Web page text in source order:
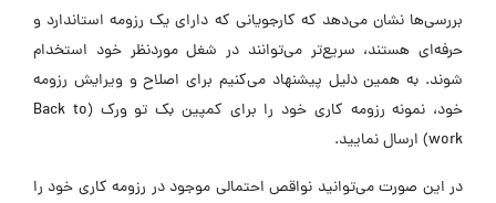
بررسی‌ها نشان می‌دهد که کارجویانی که دارای یک رزومه استاندارد و
حرفه‌ای هستند، سریع‌تر می‌توانند در شغل موردنظر خود استخدام
شوند. به همین دلیل پیشنهاد می‌کنیم برای اصلاح و ویرایش رزومه
خود، نمونه رزومه کاری خود را برای کمپین بک تو ورک (Back to
work) ارسال نمایید.
در این صورت می‌توانید نواقص احتمالی موجود در رزومه کاری خود را